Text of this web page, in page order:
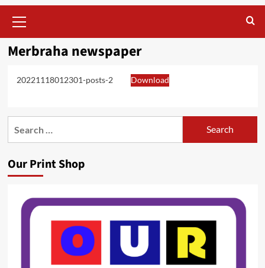
Menu
Merbraha newspaper
20221118012301-posts-2 Download
Our Print Shop